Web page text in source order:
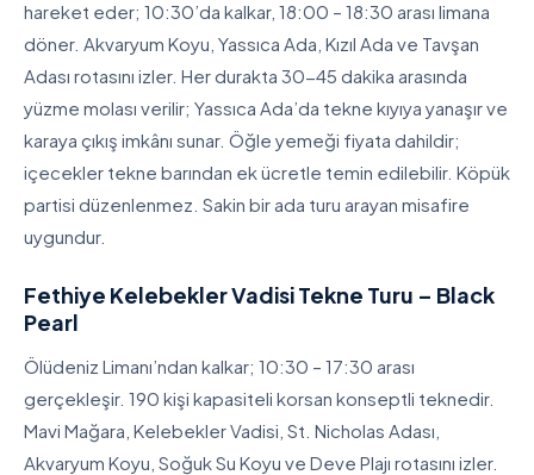
hareket eder; 10:30’da kalkar, 18:00 – 18:30 arası limana
döner. Akvaryum Koyu, Yassıca Ada, Kızıl Ada ve Tavşan
Adası rotasını izler. Her durakta 30-45 dakika arasında
yüzme molası verilir; Yassıca Ada’da tekne kıyıya yanaşır ve
karaya çıkış imkânı sunar. Öğle yemeği fiyata dahildir;
içecekler tekne barından ek ücretle temin edilebilir. Köpük
partisi düzenlenmez. Sakin bir ada turu arayan misafire
uygundur.
Fethiye Kelebekler Vadisi Tekne Turu – Black
Pearl
Ölüdeniz Limanı’ndan kalkar; 10:30 – 17:30 arası
gerçekleşir. 190 kişi kapasiteli korsan konseptli teknedir.
Mavi Mağara, Kelebekler Vadisi, St. Nicholas Adası,
Akvaryum Koyu, Soğuk Su Koyu ve Deve Plajı rotasını izler.